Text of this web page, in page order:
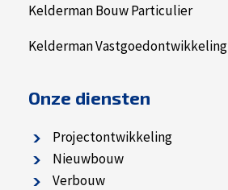
Kelderman Bouw Particulier
Kelderman Vastgoedontwikkeling
Onze diensten
Projectontwikkeling
Nieuwbouw
Verbouw